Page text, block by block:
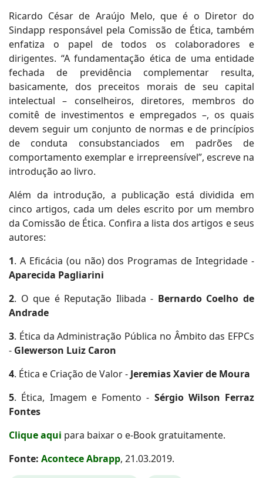
Ricardo César de Araújo Melo, que é o Diretor do
Sindapp responsável pela Comissão de Ética, também
enfatiza o papel de todos os colaboradores e
dirigentes. “A fundamentação ética de uma entidade
fechada de previdência complementar resulta,
basicamente, dos preceitos morais de seu capital
intelectual – conselheiros, diretores, membros do
comitê de investimentos e empregados –, os quais
devem seguir um conjunto de normas e de princípios
de conduta consubstanciados em padrões de
comportamento exemplar e irrepreensível”, escreve na
introdução ao livro.
Além da introdução, a publicação está dividida em
cinco artigos, cada um deles escrito por um membro
da Comissão de Ética. Confira a lista dos artigos e seus
autores:
1. A Eficácia (ou não) dos Programas de Integridade -
Aparecida Pagliarini
2. O que é Reputação Ilibada - Bernardo Coelho de
Andrade
3. Ética da Administração Pública no Âmbito das EFPCs
- Glewerson Luiz Caron
4. Ética e Criação de Valor - Jeremias Xavier de Moura
5. Ética, Imagem e Fomento - Sérgio Wilson Ferraz
Fontes
Clique aqui para baixar o e-Book gratuitamente.
Fonte: Acontece Abrapp, 21.03.2019.